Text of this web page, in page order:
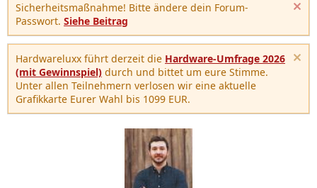
Sicherheitsmaßnahme! Bitte ändere dein Forum-
Passwort. Siehe Beitrag
Hardwareluxx führt derzeit die Hardware-Umfrage 2026
(mit Gewinnspiel) durch und bittet um eure Stimme.
Unter allen Teilnehmern verlosen wir eine aktuelle
Grafikkarte Eurer Wahl bis 1099 EUR.